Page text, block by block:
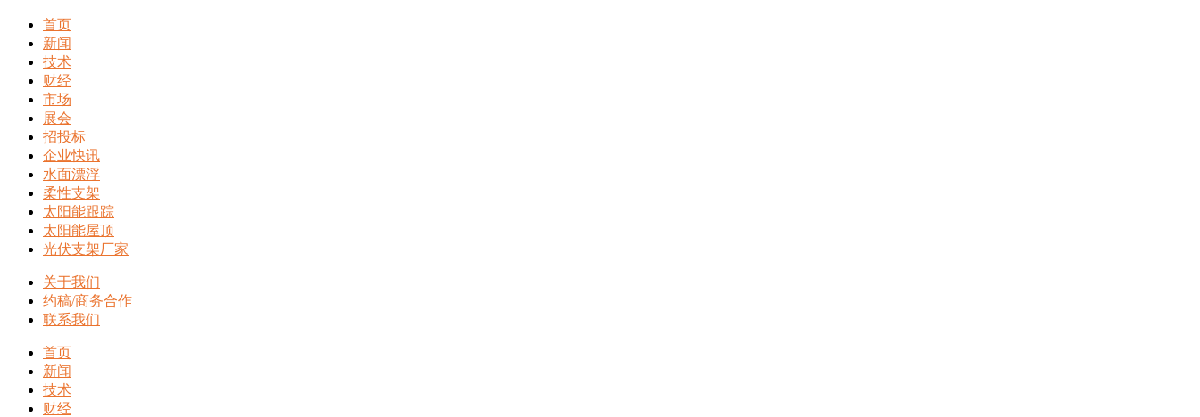
首页
新闻
技术
财经
市场
展会
招投标
企业快讯
水面漂浮
柔性支架
太阳能跟踪
太阳能屋顶
光伏支架厂家
关于我们
约稿/商务合作
联系我们
首页
新闻
技术
财经